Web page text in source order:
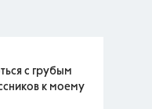
с грубым
к моему